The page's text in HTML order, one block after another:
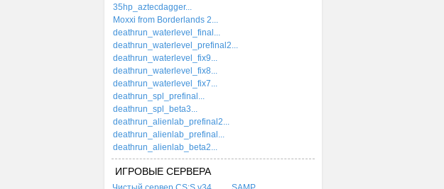
35hp_aztecdagger...
Moxxi from Borderlands 2...
deathrun_waterlevel_final...
deathrun_waterlevel_prefinal2...
deathrun_waterlevel_fix9...
deathrun_waterlevel_fix8...
deathrun_waterlevel_fix7...
deathrun_spl_prefinal...
deathrun_spl_beta3...
deathrun_alienlab_prefinal2...
deathrun_alienlab_prefinal...
deathrun_alienlab_beta2...
ИГРОВЫЕ СЕРВЕРА